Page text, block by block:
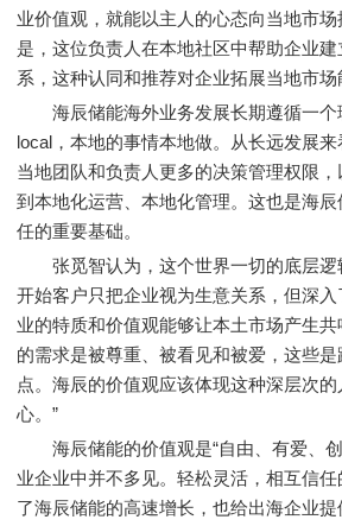
业价值观，就能以主人的心态向当地市
是，这位负责人在本地社区中帮助企业
系，这种认同和推荐对企业拓展当地市场
海辰储能海外业务发展长期遵循一
local，本地的事情本地做。从长远发展
当地团队和负责人更多的决策管理权限
到本地化运营、本地化管理。这也是海
任的重要基础。
张觅智认为，这个世界一切的底层逻
开始客户只把企业视为生意关系，但深
业的特质和价值观能够让本土市场产生共
的需求是被尊重、被看见和被爱，这些
点。海辰的价值观应该体现这种深层次的
心。”
海辰储能的价值观是“自由、有爱、创
业企业中并不多见。轻松灵活，相互信
了海辰储能的高速增长，也给出海企业